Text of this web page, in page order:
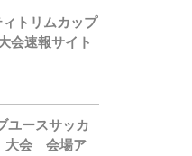
トリムカップ
会速報サイト
ユースサッカ
大会 会場ア